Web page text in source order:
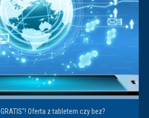
Oferta z tabletem czy bez?